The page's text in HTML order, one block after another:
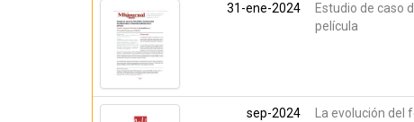
31-ene-2024
Estudio de caso
película
sep-2024 La evolución